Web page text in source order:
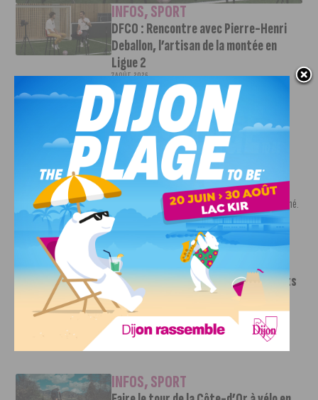
INFOS,SPORT
DFCO : Rencontre avec Pierre-Henri
Deballon, l’artisan de la montée en
Ligue 2
7 AOÛT, 2026
Le DFCO est de retour en Ligue 2 après trois ans
d’absence. La saison...
INFOS, SPORT
Nouvelle arrivée à la JDA Basket,
Shevon Thompson est dijonnais
7 AOÛT, 2026
Le mercato estival de la JDA n’est pas encore terminé.
Une nouvelle recrue vient...
INFOS SPORT
Le DFCO dévoile ses nouveaux maillots
pour la saison 2026-2027
6 AOÛT, 2026
Le club dijonnais a présenté ses nouveaux maillots
pour son retour en Ligue 2....
INFOS,SPORT